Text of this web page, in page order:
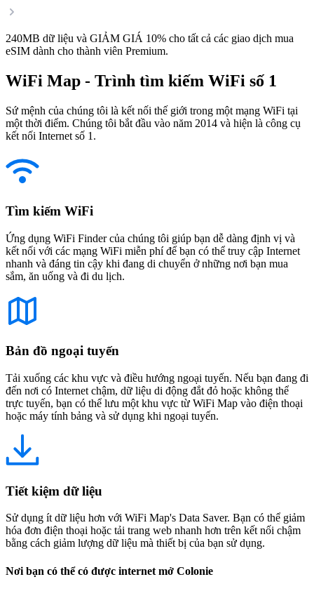
240MB dữ liệu và GIẢM GIÁ 10% cho tất cả các giao dịch mua
eSIM dành cho thành viên Premium.
WiFi Map - Trình tìm kiếm WiFi số 1
Sứ mệnh của chúng tôi là kết nối thế giới trong một mạng WiFi tại
một thời điểm. Chúng tôi bắt đầu vào năm 2014 và hiện là công cụ
kết nối Internet số 1.
Tìm kiếm WiFi
Ứng dụng WiFi Finder của chúng tôi giúp bạn dễ dàng định vị và
kết nối với các mạng WiFi miễn phí để bạn có thể truy cập Internet
nhanh và đáng tin cậy khi đang di chuyển ở những nơi bạn mua
sắm, ăn uống và đi du lịch.
Bản đồ ngoại tuyến
Tải xuống các khu vực và điều hướng ngoại tuyến. Nếu bạn đang đi
đến nơi có Internet chậm, dữ liệu di động đắt đỏ hoặc không thể
trực tuyến, bạn có thể lưu một khu vực từ WiFi Map vào điện thoại
hoặc máy tính bảng và sử dụng khi ngoại tuyến.
Tiết kiệm dữ liệu
Sử dụng ít dữ liệu hơn với WiFi Map's Data Saver. Bạn có thể giảm
hóa đơn điện thoại hoặc tải trang web nhanh hơn trên kết nối chậm
bằng cách giảm lượng dữ liệu mà thiết bị của bạn sử dụng.
Nơi bạn có thể có được internet mở Colonie